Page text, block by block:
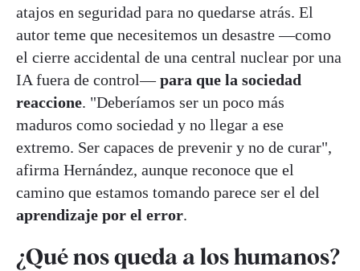
atajos en seguridad para no quedarse atrás. El
autor teme que necesitemos un desastre —como
el cierre accidental de una central nuclear por una
IA fuera de control—para que la sociedad
reaccione. "Deberíamos ser un poco más
maduros como sociedad y no llegar a ese
extremo. Ser capaces de prevenir y no de curar",
afirma Hernández, aunque reconoce que el
camino que estamos tomando parece ser el del
aprendizaje por el error.
¿Qué nos queda a los humanos?